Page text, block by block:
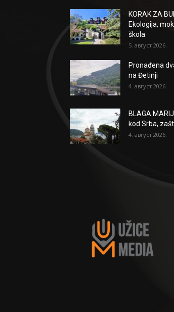
KORAK ZA
Ekologija,
škola
5. август 2026.
Pronađena
na Đetinji
4. август 2026.
BLAGA
kod Srba,
4. август 2026.